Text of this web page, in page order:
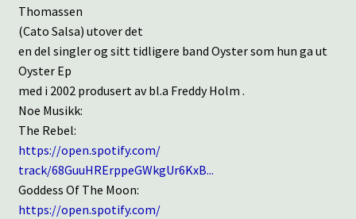
Thomassen
(Cato Salsa) utover det
en del singler og sitt tidligere band Oyster som hun ga ut
Oyster Ep
med i 2002 produsert av bl.a Freddy Holm .
Noe Musikk:
The Rebel:
https://open.spotify.com/
track/68GuuHRErppeGWkgUr6KxB...
Goddess Of The Moon:
https://open.spotify.com/